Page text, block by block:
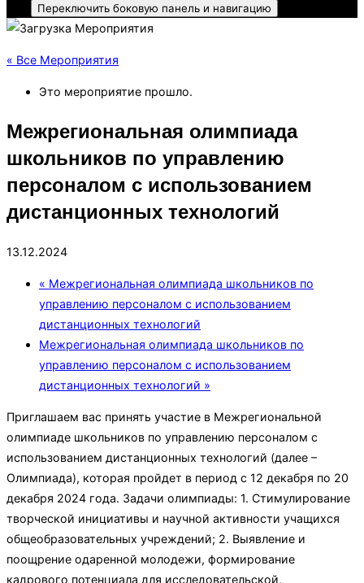
Переключить боковую панель и навигацию
« Все Мероприятия
Это мероприятие прошло.
Межрегиональная олимпиада
школьников по управлению
персоналом с использованием
дистанционных технологий
13.12.2024
« Межрегиональная олимпиада школьников по
управлению персоналом с использованием
дистанционных технологий
Межрегиональная олимпиада школьников по
управлению персоналом с использованием
дистанционных технологий »
Приглашаем вас принять участие в Межрегиональной
олимпиаде школьников по управлению персоналом с
использованием дистанционных технологий (далее –
Олимпиада), которая пройдет в период с 12 декабря по 20
декабря 2024 года. Задачи олимпиады: 1. Стимулирование
творческой инициативы и научной активности учащихся
общеобразовательных учреждений; 2. Выявление и
поощрение одаренной молодежи, формирование
кадрового потенциала для исследовательской,